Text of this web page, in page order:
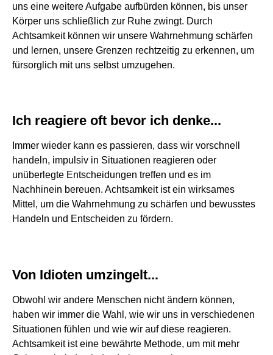
uns eine weitere Aufgabe aufbürden können, bis unser
Körper uns schließlich zur Ruhe zwingt. Durch
Achtsamkeit können wir unsere Wahrnehmung schärfen
und lernen, unsere Grenzen rechtzeitig zu erkennen, um
fürsorglich mit uns selbst umzugehen.
Ich reagiere oft bevor ich denke...
Immer wieder kann es passieren, dass wir vorschnell
handeln, impulsiv in Situationen reagieren oder
unüberlegte Entscheidungen treffen und es im
Nachhinein bereuen. Achtsamkeit ist ein wirksames
Mittel, um die Wahrnehmung zu schärfen und bewusstes
Handeln und Entscheiden zu fördern.
Von Idioten umzingelt...
Obwohl wir andere Menschen nicht ändern können,
haben wir immer die Wahl, wie wir uns in verschiedenen
Situationen fühlen und wie wir auf diese reagieren.
Achtsamkeit ist eine bewährte Methode, um mit mehr